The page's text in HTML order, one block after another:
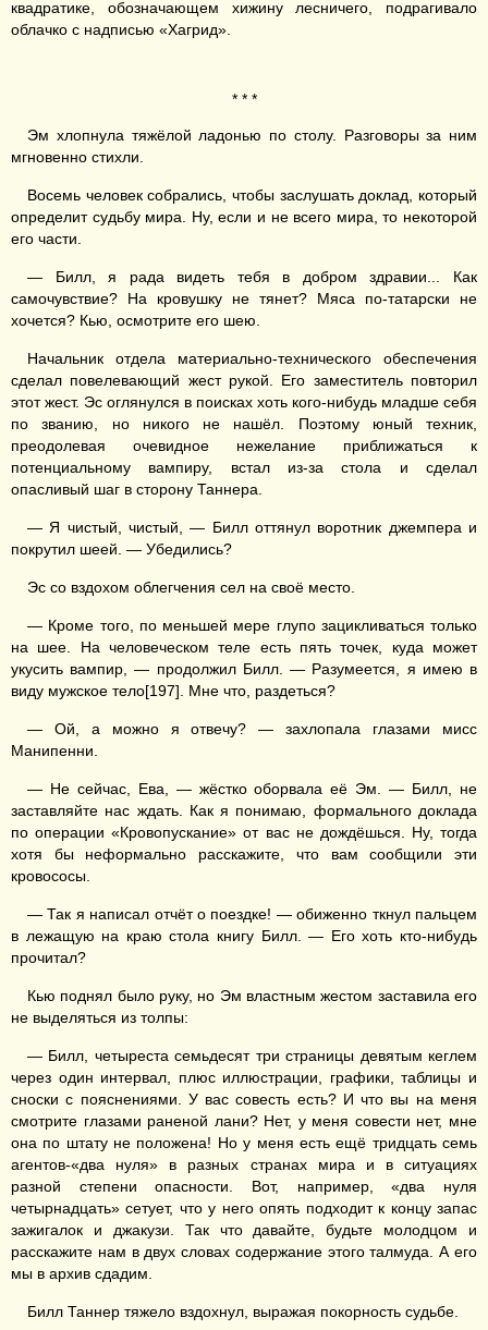
квадратике, обозначающем хижину лесничего, подрагивало
облачко с надписью «Хагрид».
* * *
Эм хлопнула тяжёлой ладонью по столу. Разговоры за ним
мгновенно стихли.
Восемь человек собрались, чтобы заслушать доклад, который
определит судьбу мира. Ну, если и не всего мира, то некоторой
его части.
— Билл, я рада видеть тебя в добром здравии... Как
самочувствие? На кровушку не тянет? Мяса по-татарски не
хочется? Кью, осмотрите его шею.
Начальник отдела материально-технического обеспечения
сделал повелевающий жест рукой. Его заместитель повторил
этот жест. Эс оглянулся в поисках хоть кого-нибудь младше себя
по званию, но никого не нашёл. Поэтому юный техник,
преодолевая очевидное нежелание приближаться к
потенциальному вампиру, встал из-за стола и сделал
опасливый шаг в сторону Таннера.
— Я чистый, чистый, — Билл оттянул воротник джемпера и
покрутил шеей. — Убедились?
Эс со вздохом облегчения сел на своё место.
— Кроме того, по меньшей мере глупо зацикливаться только
на шее. На человеческом теле есть пять точек, куда может
укусить вампир, — продолжил Билл. — Разумеется, я имею в
виду мужское тело[197]. Мне что, раздеться?
— Ой, а можно я отвечу? — захлопала глазами мисс
Манипенни.
— Не сейчас, Ева, — жёстко оборвала её Эм. — Билл, не
заставляйте нас ждать. Как я понимаю, формального доклада
по операции «Кровопускание» от вас не дождёшься. Ну, тогда
хотя бы неформально расскажите, что вам сообщили эти
кровососы.
— Так я написал отчёт о поездке! — обиженно ткнул пальцем
в лежащую на краю стола книгу Билл. — Его хоть кто-нибудь
прочитал?
Кью поднял было руку, но Эм властным жестом заставила его
не выделяться из толпы:
— Билл, четыреста семьдесят три страницы девятым кеглем
через один интервал, плюс иллюстрации, графики, таблицы и
сноски с пояснениями. У вас совесть есть? И что вы на меня
смотрите глазами раненой лани? Нет, у меня совести нет, мне
она по штату не положена! Но у меня есть ещё тридцать семь
агентов-«два нуля» в разных странах мира и в ситуациях
разной степени опасности. Вот, например, «два нуля
четырнадцать» сетует, что у него опять подходит к концу запас
зажигалок и джакузи. Так что давайте, будьте молодцом и
расскажите нам в двух словах содержание этого талмуда. А его
мы в архив сдадим.
Билл Таннер тяжело вздохнул, выражая покорность судьбе.